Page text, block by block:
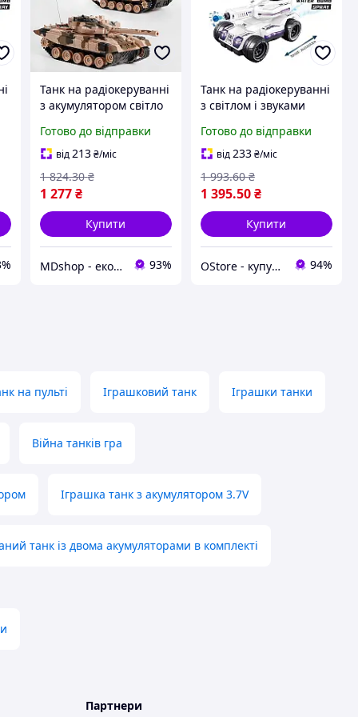
Танк на радіокеруванні
з акумулятором світло
для хлопчиків 27х11х10
см MD1
Готово до відправки
від213 ₴/міс
1 277 ₴
1 824.30 ₴
Купити
MDshop - економія поруч 93%
Танк на радіокеруванні
з світлом і звуками
орбізами для дітей на
пульті
Готово до відправки
від233₴/міс
1 395.50₴
1 993.60 ₴
Купити
OStore - купуй онлайн! 94%
на пульті Іграшковий танк Іграшки танки
Війна танків гра
Іграшка танк з акумулятором 3.7V
танк із двома акумуляторами в комплекті
Партнери